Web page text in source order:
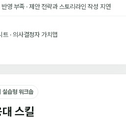
영 부족 · 제안 전략과 스토리라인 작성 지연
트 · 의사결정자 가치맵
실습형 워크숍
스킬